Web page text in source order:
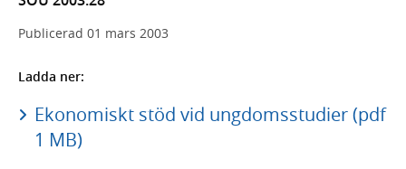
Publicerad 01 mars 2003
Ladda ner:
Ekonomiskt stöd vid ungdomsstudier (pdf
1 MB)